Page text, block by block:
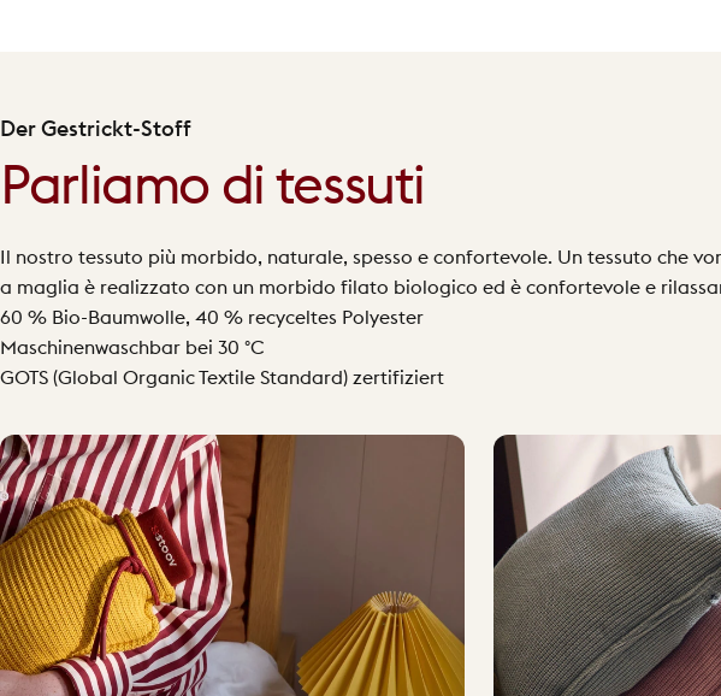
Der Gestrickt-Stoff
Parliamo di tessuti
Il nostro tessuto più morbido, naturale, spesso e confortevole. Un tessuto che
a maglia è realizzato con un morbido filato biologico ed è confortevole e
60 % Bio-Baumwolle, 40 % recyceltes Polyester
Maschinenwaschbar bei 30 °C
GOTS (Global Organic Textile Standard) zertifiziert